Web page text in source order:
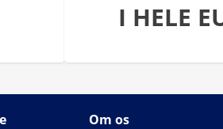
I HELE
Om os